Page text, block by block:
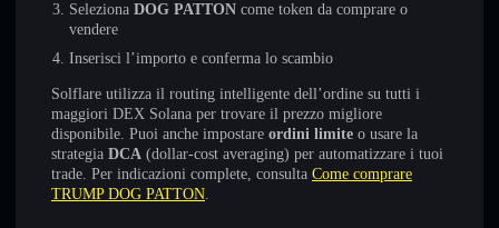
Seleziona DOG PATTON come token da comprare o
vendere
Inserisci l’importo e conferma lo scambio
Solflare utilizza il routing intelligente dell’ordine su tutti i
maggiori DEX Solana per trovare il prezzo migliore
disponibile. Puoi anche impostare ordini limite o usare la
strategia DCA (dollar-cost averaging) per automatizzare i tuoi
trade. Per indicazioni complete, consulta Come comprare
TRUMP DOG PATTON.